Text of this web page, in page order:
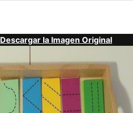
Descargar la Imagen Original